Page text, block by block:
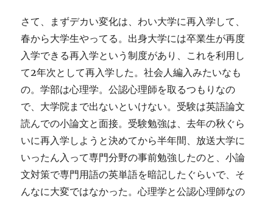
さて、まずデカい変化は、わい大学に再入学して、
春から大学生やってる。出身大学には卒業生が再度
入学できる再入学という制度があり、これを利用し
て2年次として再入学した。社会人編入みたいなも
の。学部は心理学。公認心理師を取るつもりなの
で、大学院まで出ないといけない。受験は英語論文
読んでの小論文と面接。受験勉強は、去年の秋ぐら
いに再入学しようと決めてから半年間、放送大学に
いったん入って専門分野の事前勉強したのと、小論
文対策で専門用語の英単語を暗記したぐらいで、そ
んなに大変ではなかった。心理学と公認心理師なの